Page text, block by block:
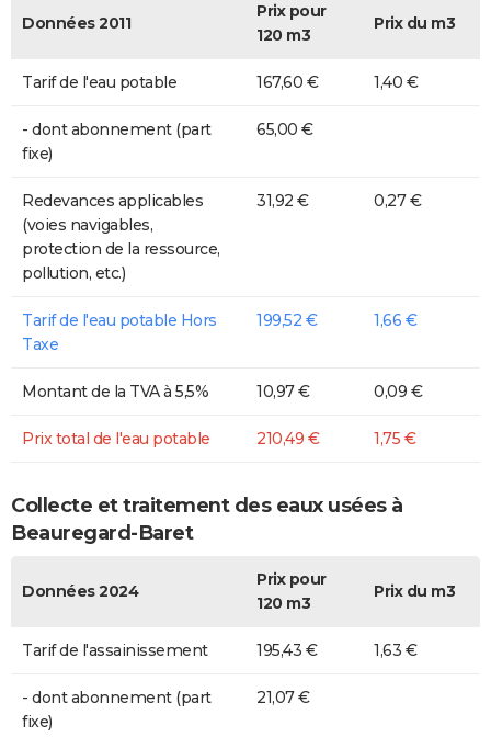
Données 2011
Prix pour
120 m3
Prix du m3
Tarif de l'eau potable 167,60 € 1,40 €
- dont abonnement (part
fixe)
65,00 €
Redevances applicables
(voies navigables,
protection de la ressource,
pollution, etc.)
31,92 € 0,27 €
Tarif de l'eau potable Hors
Taxe
199,52 € 1,66 €
Montant de la TVA à 5,5% 10,97 € 0,09 €
Prix total de l'eau potable 210,49 € 1,75 €
Collecte et traitement des eaux usées à
Beauregard-Baret
Données 2024
Prix pour
120 m3
Prix du m3
Tarif de l'assainissement 195,43 € 1,63 €
- dont abonnement (part
fixe)
21,07 €